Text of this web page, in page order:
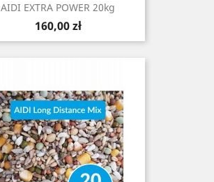
AIDI EXTRA POWER 20kg
Cena
160,00 zł